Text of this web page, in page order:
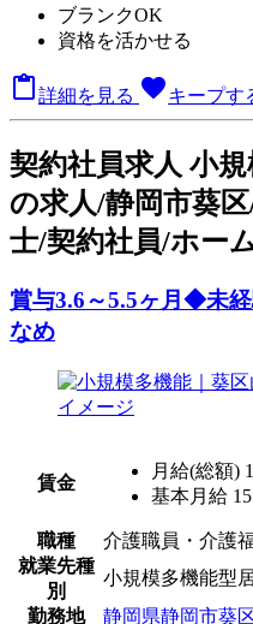
ブランクOK
資格を活かせる
 詳細を見る favoriteキープす
契約社員求人 小
の求人/静岡市葵
士/契約社員/ホー
賞与3.6～5.5ヶ月◆未
なめ
賃金
月給(総額)
基本月給
職種
介護職員・介護
就業先種
別
小規模多機能型
勤務地
静岡県静岡市葵